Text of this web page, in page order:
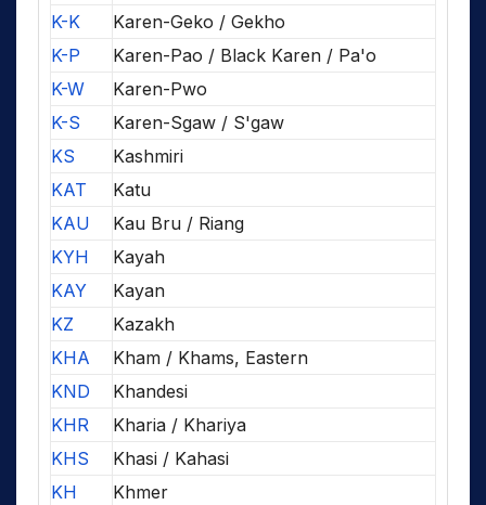
K-K
Karen-Geko / Gekho
K-P
Karen-Pao / Black Karen / Pa'o
K-W
Karen-Pwo
K-S
Karen-Sgaw / S'gaw
KS
Kashmiri
KAT
Katu
KAU
Kau Bru / Riang
KYH
Kayah
KAY
Kayan
KZ
Kazakh
KHA
Kham / Khams, Eastern
KND
Khandesi
KHR
Kharia / Khariya
KHS
Khasi / Kahasi
KH
Khmer